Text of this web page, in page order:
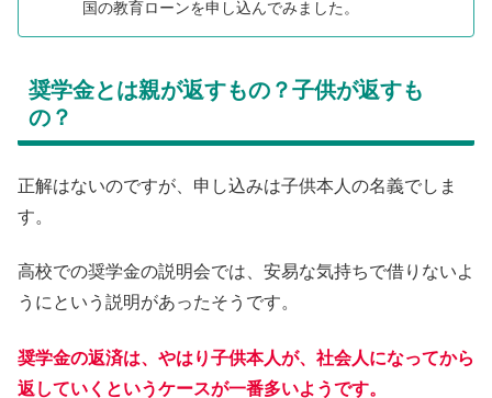
国の教育ローンを申し込んでみました。
奨学金とは親が返すもの？子供が返すも
の？
正解はないのですが、申し込みは子供本人の名義でしま
す。
高校での奨学金の説明会では、安易な気持ちで借りないよ
うにという説明があったそうです。
奨学金の返済は、やはり子供本人が、社会人になってから
返していくというケースが一番多いようです。